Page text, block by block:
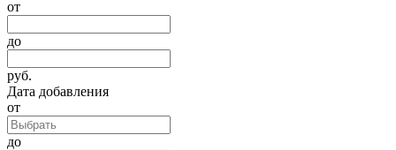
от
до
руб.
Дата добавления
от
до